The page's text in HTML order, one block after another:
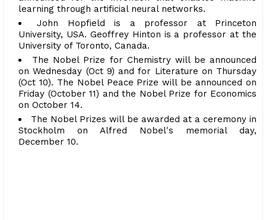
learning through artificial neural networks.
John Hopfield is a professor at Princeton
University, USA. Geoffrey Hinton is a professor at the
University of Toronto, Canada.
The Nobel Prize for Chemistry will be announced
on Wednesday (Oct 9) and for Literature on Thursday
(Oct 10). The Nobel Peace Prize will be announced on
Friday (October 11) and the Nobel Prize for Economics
on October 14.
The Nobel Prizes will be awarded at a ceremony in
Stockholm on Alfred Nobel's memorial day,
December 10.